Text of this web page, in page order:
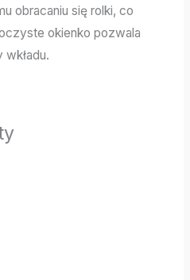
obracaniu się rolki, co
okienko pozwala